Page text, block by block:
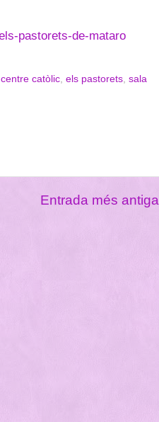
pastorets-de-mataro
centre catòlic, els pastorets, sala
Entrada més antiga